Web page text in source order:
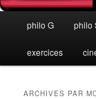
principal
philo G philo
exercices
ARCHIVES PAR